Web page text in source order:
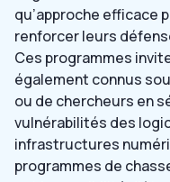
qu’approche efficace
renforcer leurs
Ces programmes
également connus
ou de chercheurs en
vulnérabilités des
infrastructures
programmes de